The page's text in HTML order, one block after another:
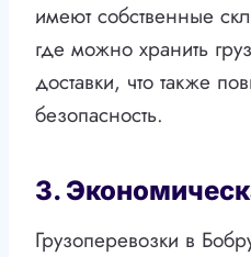
имеют собственные
где можно хранить
доставки, что также
безопасность.
3.
Грузоперевозки в